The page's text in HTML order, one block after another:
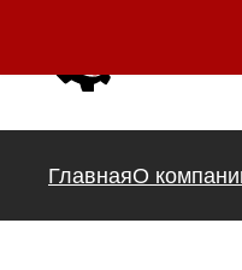
ГлавнаяО